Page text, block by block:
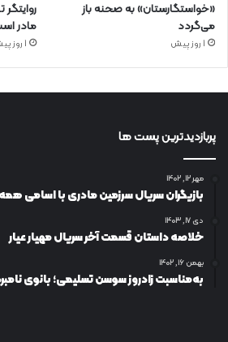
«خواستگارستان» به صحنه باز
می‌گردد
1 روز پیش
مادر
1 روز پیش
پربازدیدترین پست ها
مهر ۱۲, ۱۴۰۲
بازیگران سریال سرزمین مادری با اسامی
دی ۱۷, ۱۴۰۳
خلاصه داستان قسمت آخر سریال مهیار عیار
بهمن ۱۶, ۱۴۰۲
به‌مناسبت زادروز سوسن تسلیمی؛ بانوی